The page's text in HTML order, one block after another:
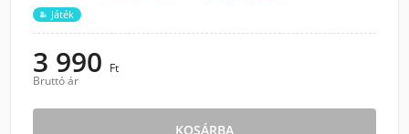
Játék
3 990 Ft
Bruttó ár
KOSÁRBA